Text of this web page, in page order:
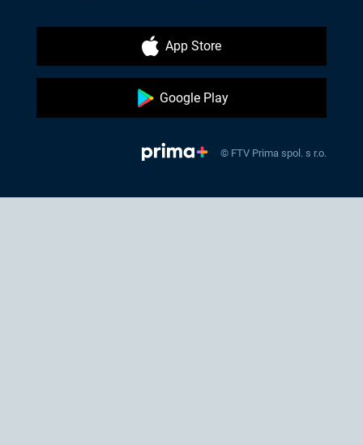
App Store
Google Play
© FTV Prima spol. s r.o.